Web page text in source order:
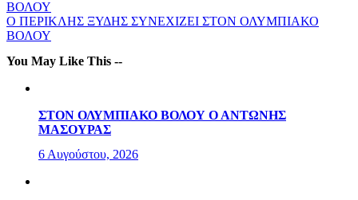
ΒΟΛΟΥ
Ο ΠΕΡΙΚΛΗΣ ΞΥΔΗΣ ΣΥΝΕΧΙΖΕΙ ΣΤΟΝ ΟΛΥΜΠΙΑΚΟ
ΒΟΛΟΥ
You May Like This --
ΣΤΟΝ ΟΛΥΜΠΙΑΚΟ ΒΟΛΟΥ Ο ΑΝΤΩΝΗΣ
ΜΑΣΟΥΡΑΣ
6 Αυγούστου, 2026